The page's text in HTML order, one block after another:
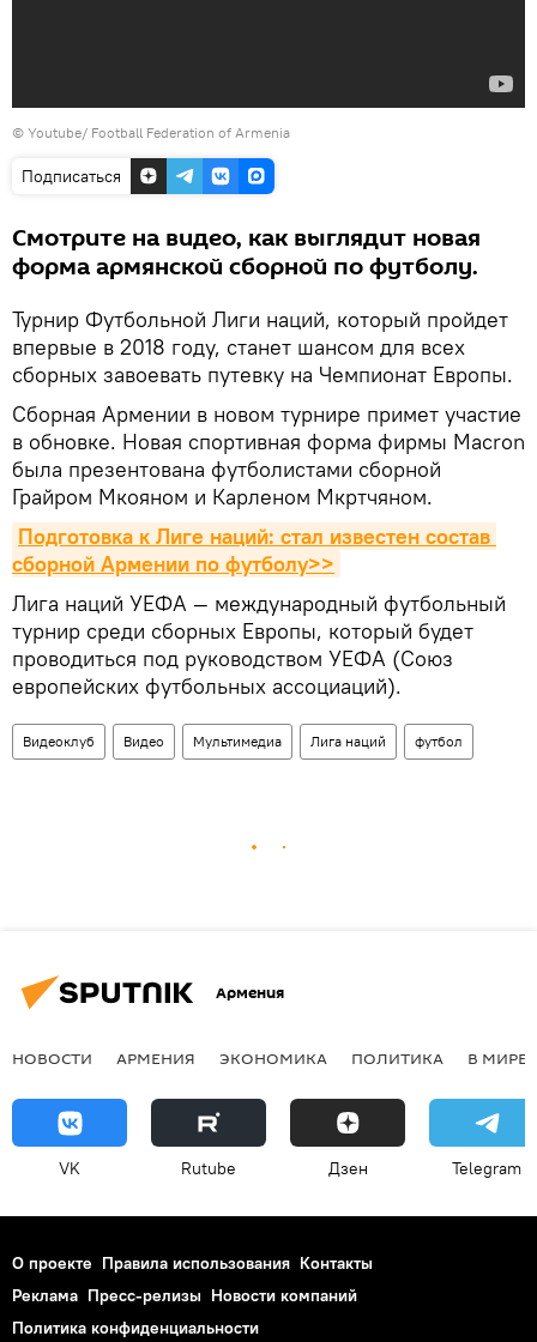
© Youtube/ Football Federation of Armenia
Подписаться
Смотрите на видео, как выглядит новая
форма армянской сборной по футболу.
Турнир Футбольной Лиги наций, который пройдет
впервые в 2018 году, станет шансом для всех
сборных завоевать путевку на Чемпионат Европы.
Сборная Армении в новом турнире примет участие
в обновке. Новая спортивная форма фирмы Macron
была презентована футболистами сборной
Грайром Мкояном и Карленом Мкртчяном.
Подготовка к Лиге наций: стал известен состав
сборной Армении по футболу>>
Лига наций УЕФА — международный футбольный
турнир среди сборных Европы, который будет
проводиться под руководством УЕФА (Союз
европейских футбольных ассоциаций).
Видеоклуб Видео Мультимедиа Лига наций футбол
Армения
НОВОСТИ АРМЕНИЯ ЭКОНОМИКА ПОЛИТИКА В МИРЕ
VK Rutube Дзен Telegram
О проекте Правила использования Контакты
Реклама Пресс-релизы Новости компаний
Политика конфиденциальности